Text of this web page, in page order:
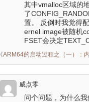
其中vmalloc区域的
了
置。 反倒时我觉得
ernel image被随机
FSET会决定
《ARM64的启动过程之（一）：
威点零
问个问题，为什么